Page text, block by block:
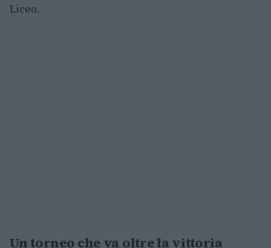
Liceo.
Un torneo che va oltre la vittoria